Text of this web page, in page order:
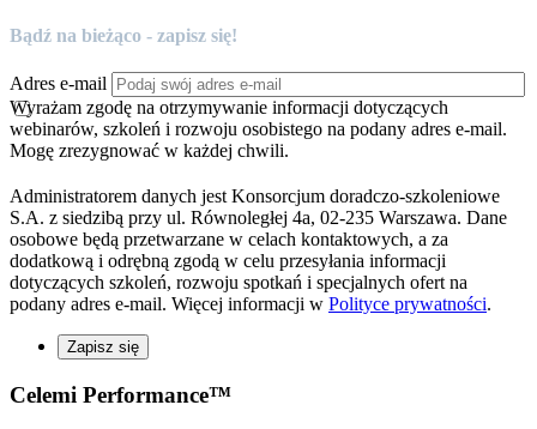
Bądź na bieżąco - zapisz się!
Adres e-mail
Wyrażam zgodę na otrzymywanie informacji dotyczących
webinarów, szkoleń i rozwoju osobistego na podany adres e-mail.
Mogę zrezygnować w każdej chwili.
Administratorem danych jest Konsorcjum doradczo-szkoleniowe
S.A. z siedzibą przy ul. Równoległej 4a, 02-235 Warszawa. Dane
osobowe będą przetwarzane w celach kontaktowych, a za
dodatkową i odrębną zgodą w celu przesyłania informacji
dotyczących szkoleń, rozwoju spotkań i specjalnych ofert na
podany adres e-mail. Więcej informacji w Polityce prywatności.
Zapisz się
Celemi Performance™